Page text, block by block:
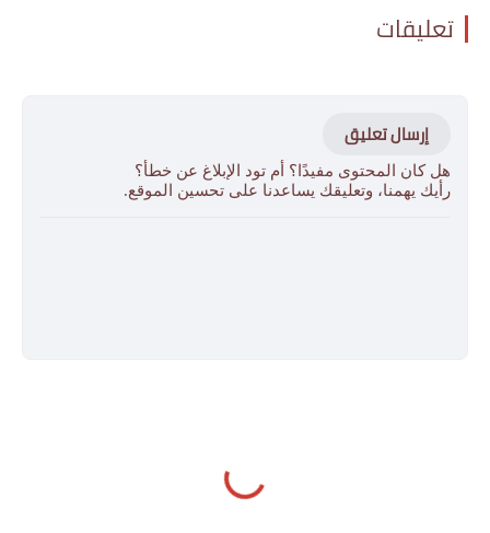
تعليقات
إرسال تعليق
هل كان المحتوى مفيدًا؟ أم تود الإبلاغ عن خطأ؟
رأيك يهمنا، وتعليقك يساعدنا على تحسين الموقع.